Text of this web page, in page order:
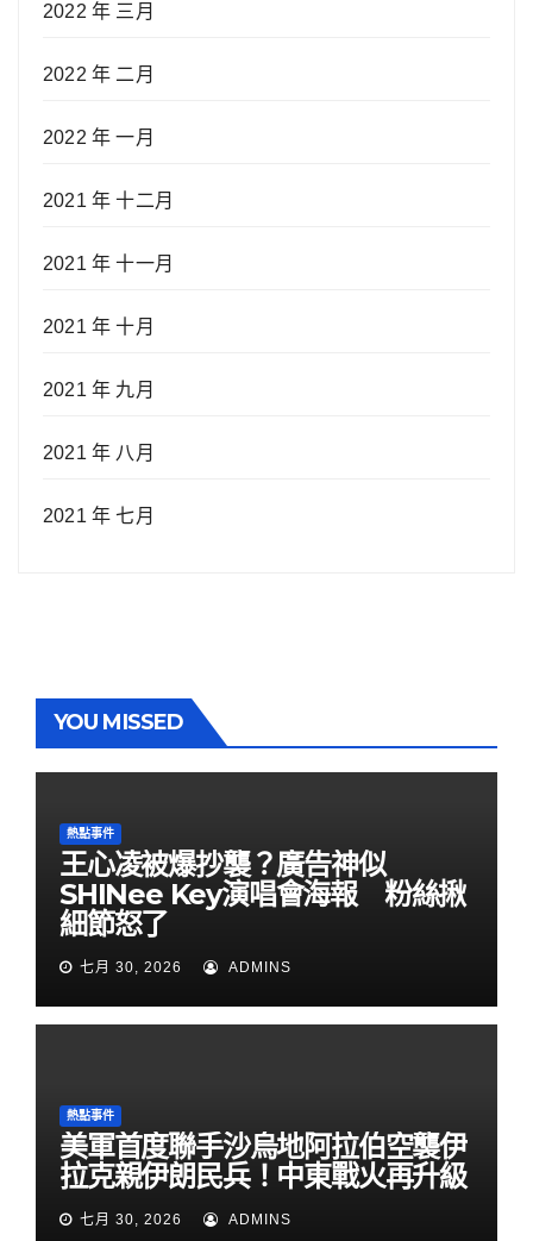
2022 年 三月
2022 年 二月
2022 年 一月
2021 年 十二月
2021 年 十一月
2021 年 十月
2021 年 九月
2021 年 八月
2021 年 七月
YOU MISSED
熱點事件
王心凌被爆抄襲？廣告神似
SHINee Key演唱會海報 粉絲揪
細節怒了
七月 30, 2026 ADMINS
熱點事件
美軍首度聯手沙烏地阿拉伯空襲伊
拉克親伊朗民兵！中東戰火再升級
七月 30, 2026 ADMINS